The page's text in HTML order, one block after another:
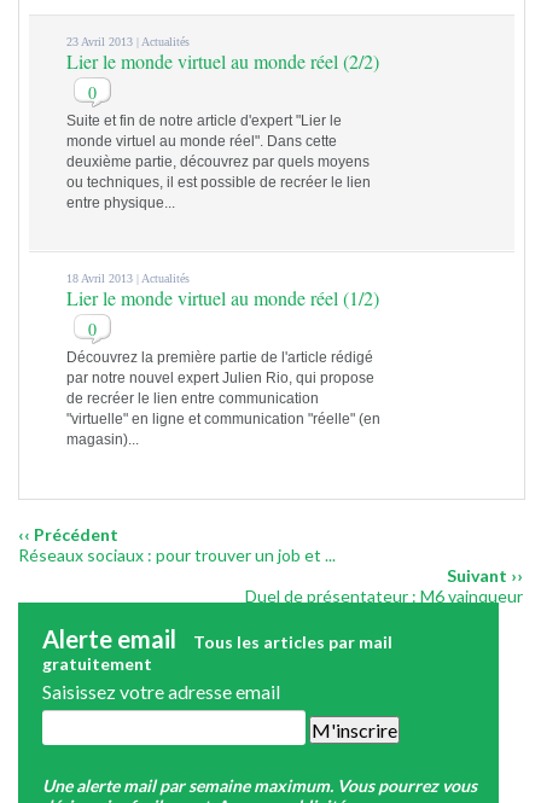
23 Avril 2013 | Actualités
Lier le monde virtuel au monde réel (2/2)
0
Suite et fin de notre article d'expert "Lier le
monde virtuel au monde réel". Dans cette
deuxième partie, découvrez par quels moyens
ou techniques, il est possible de recréer le lien
entre physique...
18 Avril 2013 | Actualités
Lier le monde virtuel au monde réel (1/2)
0
Découvrez la première partie de l'article rédigé
par notre nouvel expert Julien Rio, qui propose
de recréer le lien entre communication
"virtuelle" en ligne et communication "réelle" (en
magasin)...
‹‹ Précédent
Réseaux sociaux : pour trouver un job et ...
Suivant ››
Duel de présentateur : M6 vainqueur
Alerte email
Tous les articles par mail
gratuitement
Saisissez votre adresse email
Une alerte mail par semaine maximum. Vous pourrez vous